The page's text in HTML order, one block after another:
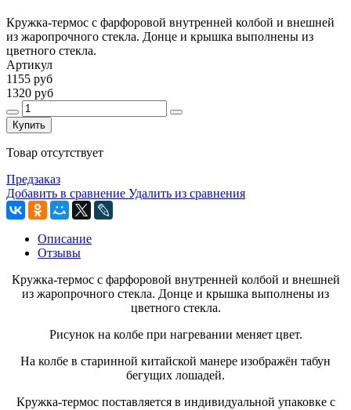
Кружка-термос с фарфоровой внутренней колбой и внешней
из жаропрочного стекла. Донце и крышка выполнены из
цветного стекла.
Артикул
1155 руб
1320 руб
Купить
Товар отсутствует
Предзаказ
Добавить в сравнение Удалить из сравнения
Описание
Отзывы
Кружка-термос с фарфоровой внутренней колбой и внешней
из жаропрочного стекла. Донце и крышка выполнены из
цветного стекла.
Рисунок на колбе при нагревании меняет цвет.
На колбе в старинной китайской манере изображён табун
бегущих лошадей.
Кружка-термос поставляется в индивидуальной упаковке с